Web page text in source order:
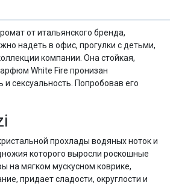
от итальянского бренда,
надеть в офис, прогулки с детьми,
компании. Она стойкая,
White Fire пронизан
сексуальность. Попробовав его
прохлады водяных ноток и
которого выросли роскошные
на мягком мускусном коврике,
придает сладости, округлости и